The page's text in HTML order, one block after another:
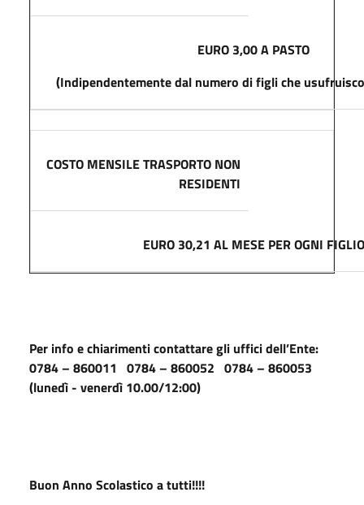
EURO 3,00 A PASTO
(Indipendentemente dal numero di figli che
COSTO MENSILE TRASPORTO NON
RESIDENTI
EURO 30,21 AL MESE PER OGNI FIGLIO
Per info e chiarimenti contattare gli uffici dell’Ente:
0784 – 860011 0784 – 860052 0784 – 860053
(lunedì - venerdì 10.00/12:00)
Buon Anno Scolastico a tutti!!!!